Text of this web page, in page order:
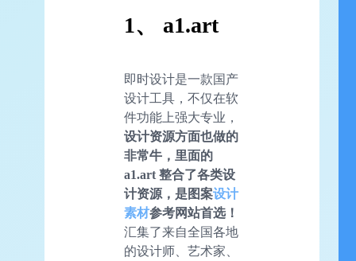
1、 a1.art
即时设计是一款国产
设计工具，不仅在软
件功能上强大专业，
设计资源方面也做的
非常牛，里面的
a1.art 整合了各类设
计资源，是图案设计
素材参考网站首选！
汇集了来自全国各地
的设计师、艺术家、